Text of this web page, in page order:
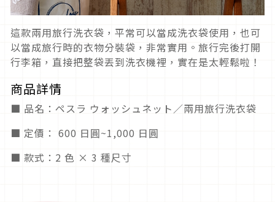
這款兩用旅行洗衣袋，平常可以當成洗衣袋使用，也可
以當成旅行時的衣物分裝袋，非常實用。旅行完後打開
行李箱，直接把整袋丟到洗衣機裡，實在是太輕鬆啦！
商品詳情
■ 品名：ペスラ ウォッシュネット／兩用旅行洗衣袋
■ 定價： 600 日圓~1,000 日圓
■ 款式：2 色 × 3 種尺寸